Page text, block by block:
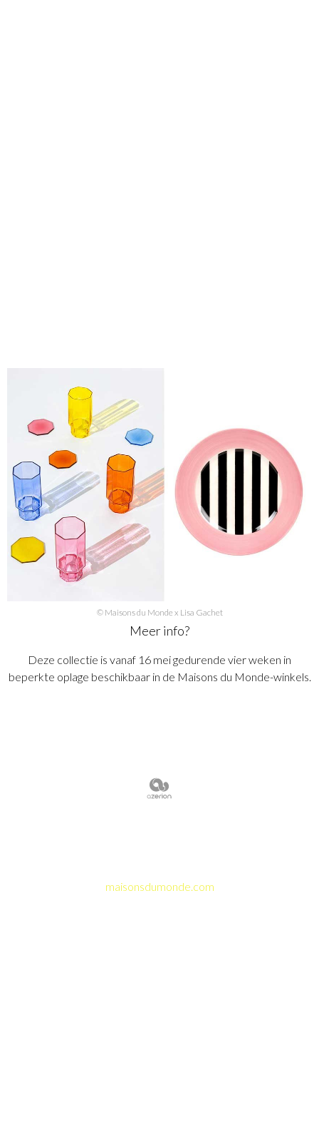
© Maisons du Monde x Lisa Gachet
Meer info?
Deze collectie is vanaf 16 mei gedurende vier weken in
beperkte oplage beschikbaar in de Maisons du Monde-winkels.
maisonsdumonde.com